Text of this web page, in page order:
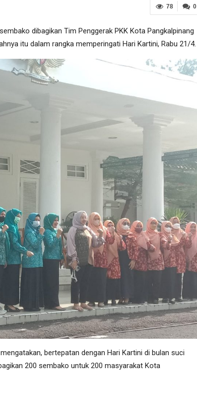
0
78
dibagikan Tim Penggerak PKK Kota Pangkalpinang
itu dalam rangka memperingati Hari Kartini, Rabu 21/4.
bertepatan dengan Hari Kartini di bulan suci
200 sembako untuk 200 masyarakat Kota